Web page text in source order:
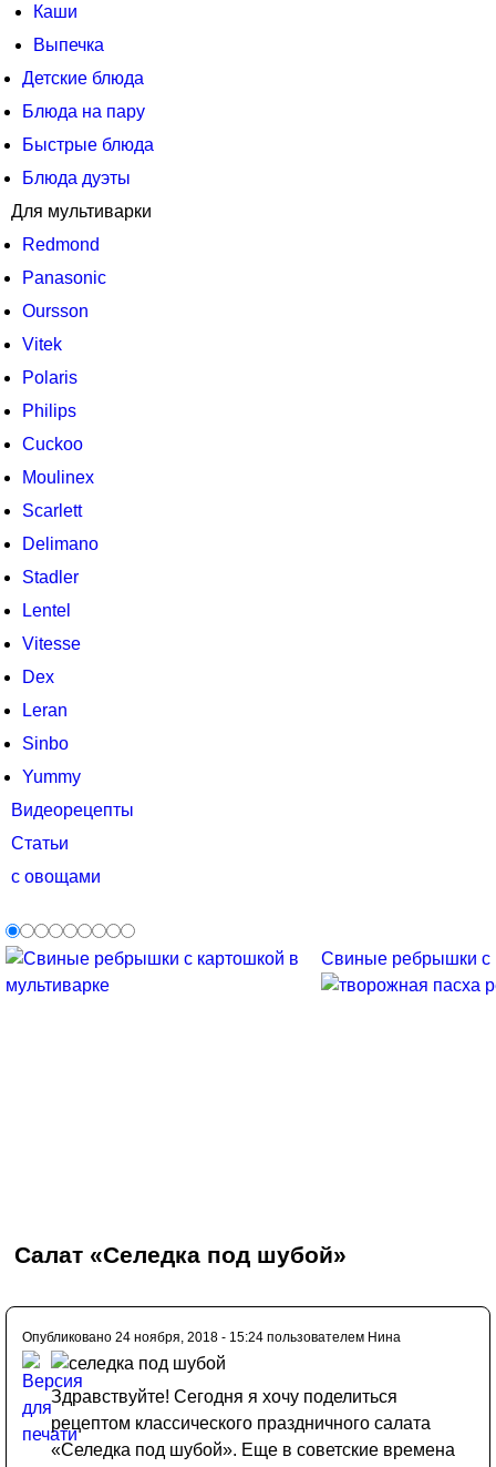
Каши
Выпечка
Детские блюда
Блюда на пару
Быстрые блюда
Блюда дуэты
Для мультиварки
Redmond
Panasonic
Oursson
Vitek
Polaris
Philips
Cuckoo
Moulinex
Scarlett
Delimano
Stadler
Lentel
Vitesse
Dex
Leran
Sinbo
Yummy
Видеорецепты
Статьи
с овощами
Свиные ребрышки с
Салат «Селедка под шубой»
Опубликовано 24 ноября, 2018 - 15:24 пользователем Нина
Здравствуйте! Сегодня я хочу поделиться
рецептом классического праздничного салата
«Селедка под шубой». Еще в советские времена